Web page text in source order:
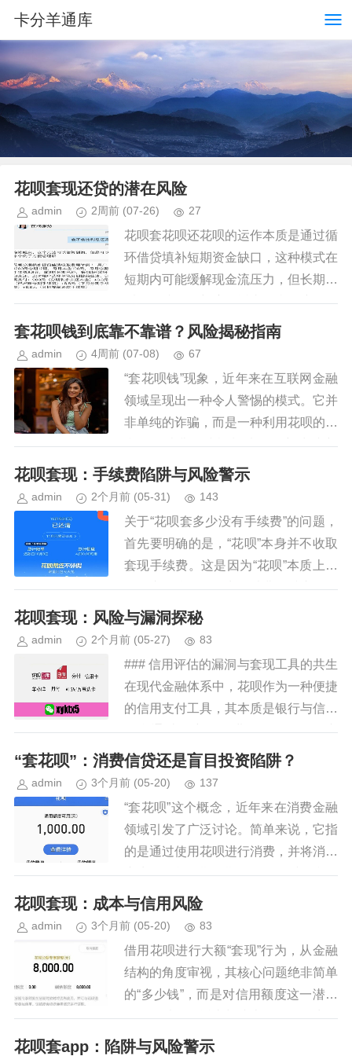
卡分羊通库
花呗套现还贷的潜在风险
admin 2周前 (07-26) 27
花呗套花呗还花呗的运作本质是通过循
环借贷填补短期资金缺口，这种模式在
短期内可能缓解现金流压力，但长期来
看会形成信用额度的透支。当用户频繁
使用花呗套现并归还时，系统会持续占
套花呗钱到底靠不靠谱？风险揭秘指南
admin 4周前 (07-08) 67
“套花呗钱”现象，近年来在互联网金融
领域呈现出一种令人警惕的模式。它并
非单纯的诈骗，而是一种利用花呗的便
利性、消费追踪机制以及用户对“小额
借款”的信任，构建起欺诈体系的复杂
花呗套现：手续费陷阱与风险警示
admin 2个月前 (05-31) 143
关于“花呗套多少没有手续费”的问题，
首先要明确的是，“花呗”本身并不收取
套现手续费。这是因为“花呗”本质上是
一款由蚂蚁集团推出的消费信贷产品，
主要提供给用户在支付宝平台购物时使
花呗套现：风险与漏洞探秘
admin 2个月前 (05-27) 83
### 信用评估的漏洞与套现工具的共生
在现代金融体系中，花呗作为一种便捷
的信用支付工具，其本质是银行与信用
平台通过用户数据进行风险评估的产
物。然而，正是这种评估机制的不完
“套花呗”：消费信贷还是盲目投资陷阱？
admin 3个月前 (05-20) 137
“套花呗”这个概念，近年来在消费金融
领域引发了广泛讨论。简单来说，它指
的是通过使用花呗进行消费，并将消费
产生的账单按期分期还款，同时又利用
花呗的杠杆进行其他投资或消费，从而
花呗套现：成本与信用风险
admin 3个月前 (05-20) 83
借用花呗进行大额“套现”行为，从金融
结构的角度审视，其核心问题绝非简单
的“多少钱”，而是对信用额度这一潜在
资源的结构性透支与成本转移。首先需
要彻底厘清一个概念：花呗本质上提供
花呗套app：陷阱与风险警示